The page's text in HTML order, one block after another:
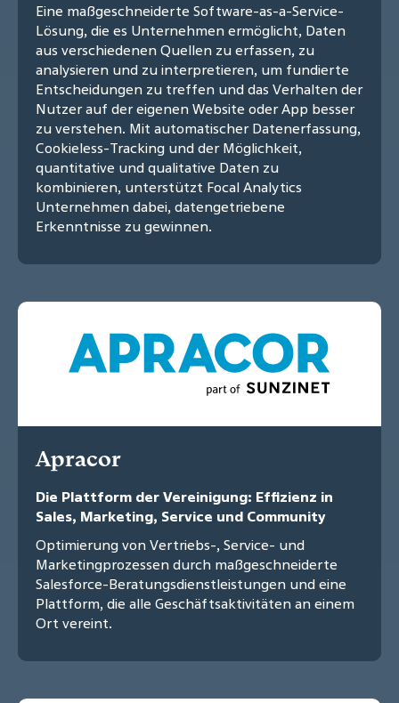
Eine maßgeschneiderte Software-as-a-Service-
Lösung, die es Unternehmen ermöglicht, Daten
aus verschiedenen Quellen zu erfassen, zu
analysieren und zu interpretieren, um fundierte
Entscheidungen zu treffen und das Verhalten der
Nutzer auf der eigenen Website oder App besser
zu verstehen. Mit automatischer Datenerfassung,
Cookieless-Tracking und der Möglichkeit,
quantitative und qualitative Daten zu
kombinieren, unterstützt Focal Analytics
Unternehmen dabei, datengetriebene
Erkenntnisse zu gewinnen.
Apracor
Die Plattform der Vereinigung: Effizienz in
Sales, Marketing, Service und Community
Optimierung von Vertriebs-, Service- und
Marketingprozessen durch maßgeschneiderte
Salesforce-Beratungsdienstleistungen und eine
Plattform, die alle Geschäftsaktivitäten an einem
Ort vereint.